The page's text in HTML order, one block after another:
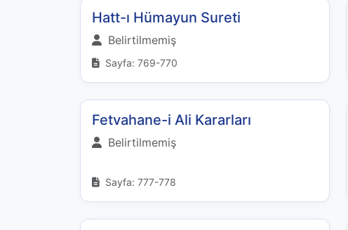
Hatt-ı Hümayun Sureti
Belirtilmemiş
Sayfa: 769-770
Fetvahane-i Ali Kararları
Belirtilmemiş
Sayfa: 777-778